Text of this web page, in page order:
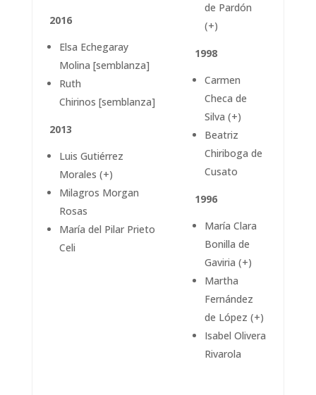
2016
Elsa Echegaray
Molina [semblanza]
Ruth
Chirinos [semblanza]
2013
Luis Gutiérrez
Morales (+)
Milagros Morgan
Rosas
María del Pilar Prieto
Celi
de Pardón
(+)
1998
Carmen
Checa de
Silva (+)
Beatriz
Chiriboga de
Cusato
1996
María Clara
Bonilla de
Gaviria (+)
Martha
Fernández
de López (+)
Isabel Olivera
Rivarola